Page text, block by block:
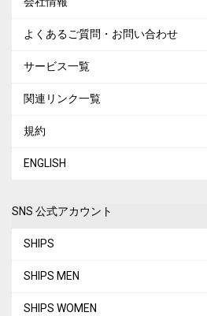
よくあるご質問・お問い合わせ
サービス一覧
関連リンク一覧
規約
ENGLISH
SNS 公式アカウント
SHIPS
SHIPS MEN
SHIPS WOMEN